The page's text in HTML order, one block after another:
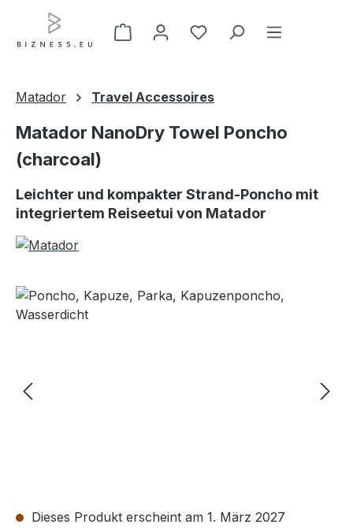
Zum Hauptinhalt springen
Matador Travel Accessoires
Matador NanoDry Towel Poncho
(charcoal)
Leichter und kompakter Strand-Poncho mit
integriertem Reiseetui von Matador
Bildergalerie überspringen
Dieses Produkt erscheint am 1. März 2027